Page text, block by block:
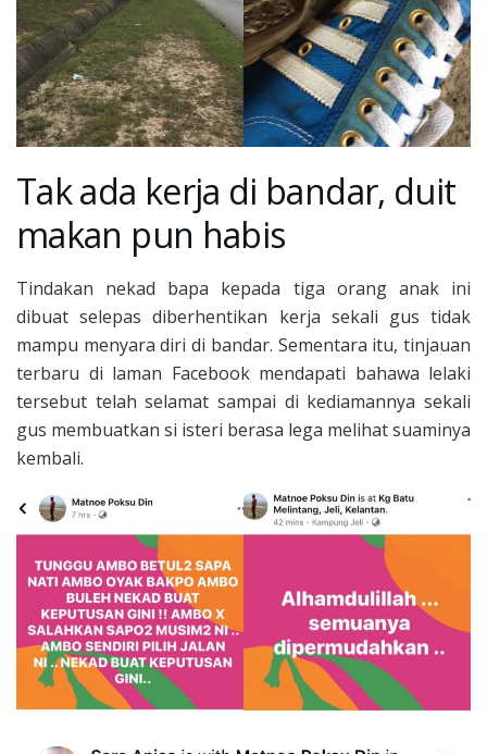
Tak ada kerja di bandar, duit
makan pun habis
Tindakan nekad bapa kepada tiga orang anak ini
dibuat selepas diberhentikan kerja sekali gus tidak
mampu menyara diri di bandar. Sementara itu, tinjauan
terbaru di laman Facebook mendapati bahawa lelaki
tersebut telah selamat sampai di kediamannya sekali
gus membuatkan si isteri berasa lega melihat suaminya
kembali.